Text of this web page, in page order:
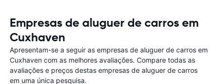
Empresas de aluguer de carros em
Cuxhaven
Apresentam-se a seguir as empresas de aluguer de carros em
Cuxhaven com as melhores avaliações. Compare todas as
avaliações e preços destas empresas de aluguer de carros
em uma única pesquisa.